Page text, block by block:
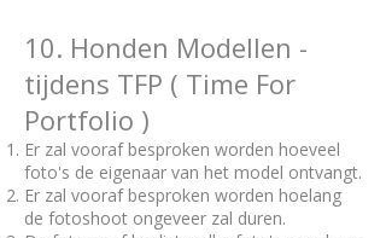
10. Honden Modellen -
tijdens TFP ( Time For
Portfolio )
Er zal vooraf besproken worden hoeveel
foto's de eigenaar van het model ontvangt.
Er zal vooraf besproken worden hoelang
de fotoshoot ongeveer zal duren.